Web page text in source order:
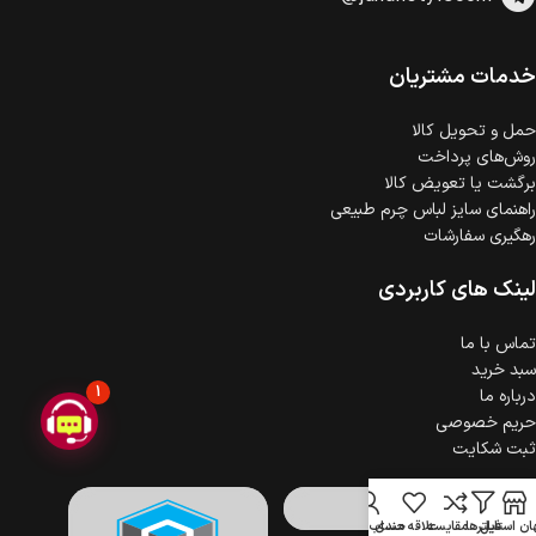
است.
گارانتی معتبر برای تمامی محصولات ارائه می‌شود.خدمات مشتریان
حمل‌ و تحویل کالا
روش‌های پرداخت
برگشت یا تعویض کالا
راهنمای سایز لباس چرم طبیعی
رهگیری سفارشات
لینک های کاربردی
تماس با ما
سبد خرید
درباره ما
حریم خصوصی
ثبت شکایت
استایل
فیلترهامقایسهعلاقه مندیحساب کاربری
1